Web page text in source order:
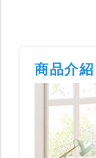
商品介紹